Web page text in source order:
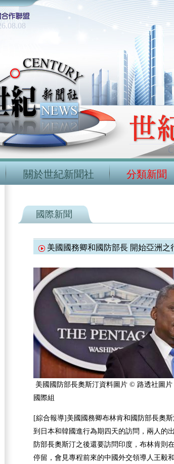
關於世紀新聞社 分類新聞
國際新聞
美國國務卿和國防部長 開始亞洲之
美國國防部長奧斯汀資料圖片 © 路透社圖片
國際組
[綜合報導]美國國務卿布林肯和國防部長奧斯
到日本和韓國進行為期四天的訪問，兩人的
防部長奧斯汀之後還要訪問印度，布林肯則
停留，會見專程前來的中國外交領導人王毅和